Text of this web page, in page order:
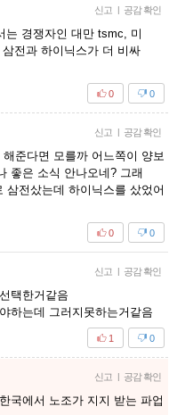
신고 | 공감 확인
는 경쟁자인 대만 tsmc, 미
전과 하이닉스가 더 비싸
0
0
신고 | 공감 확인
준다면 모를까 어느쪽이 양보
좋은 소식 안나오네? 그래
삼전샀는데 하이닉스를 샀었어
0
0
신고 | 공감 확인
택한거같음
하는데 그러지못하는거같음
0
1
신고 | 공감 확인
국에서 노조가 지지 받는 파업